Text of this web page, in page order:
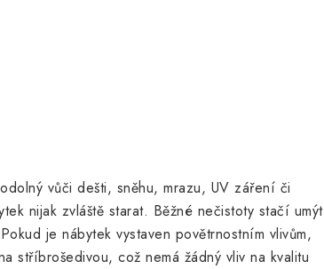
vůči dešti, sněhu, mrazu, UV záření či
nijak zvláště starat. Běžné nečistoty stačí umýt
je nábytek vystaven povětrnostním vlivům,
stříbrošedivou, což nemá žádný vliv na kvalitu